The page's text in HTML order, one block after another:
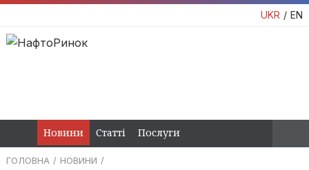
UKR EN
Новини Статті Послуги
ГОЛОВНА
НОВИНИ